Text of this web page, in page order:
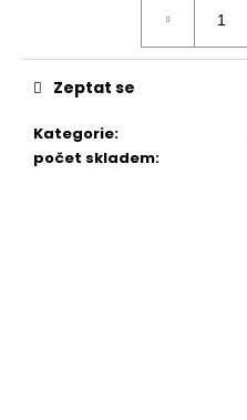
Kategorie:
počet skladem:
Zeptat se